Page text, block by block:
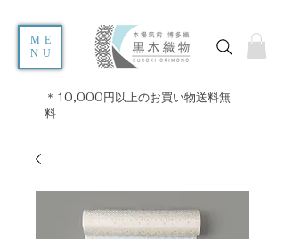
ME
NU
＊10,000円以上のお買い物送料無
料